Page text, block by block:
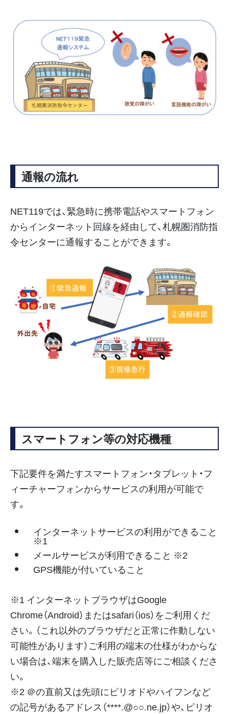
通報の流れ
NET119では、緊急時に携帯電話やスマートフォン
からインターネット回線を経由して、札幌圏消防指
令センターに通報することができます。
スマートフォン等の対応機種
下記要件を満たすスマートフォン・タブレット・フ
ィーチャーフォンからサービスの利用が可能で
す。
インターネットサービスの利用ができること
※1
メールサービスが利用できること ※2
GPS機能が付いていること
※1 インターネットブラウザはGoogle
Chrome（Android）またはsafari（ios）をご利用くだ
さい。（これ以外のブラウザだと正常に作動しない
可能性があります）ご利用の端末の仕様がわからな
い場合は、端末を購入した販売店等にご相談くださ
い。
※2 ＠の直前又は先頭にピリオドやハイフンなど
の記号があるアドレス（****.@○○.ne.jp）や、ピリオ